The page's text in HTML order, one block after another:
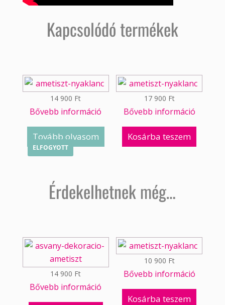
Kapcsolódó termékek
ELFOGYOTT
14 900 Ft
Bővebb információ
Tovább olvasom
17 900 Ft
Bővebb információ
Kosárba teszem
Érdekelhetnek még…
14 900 Ft
Bővebb információ
10 900 Ft
Bővebb információ
Kosárba teszem